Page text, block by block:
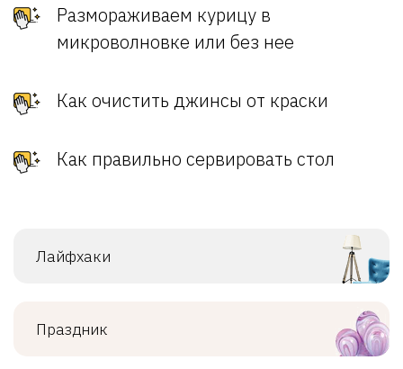
Размораживаем курицу в
микроволновке или без нее
Как очистить джинсы от краски
Как правильно сервировать стол
Лайфхаки
Праздник